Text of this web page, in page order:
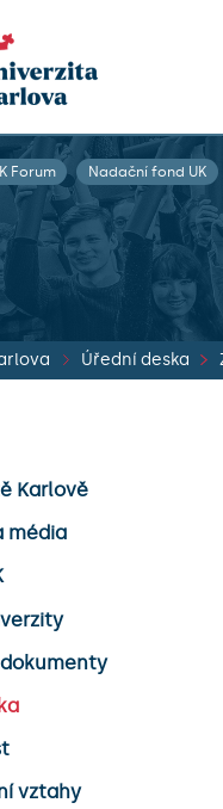
Forum Nadační fond UK
Úřední deska
Karlově
média
vztahy